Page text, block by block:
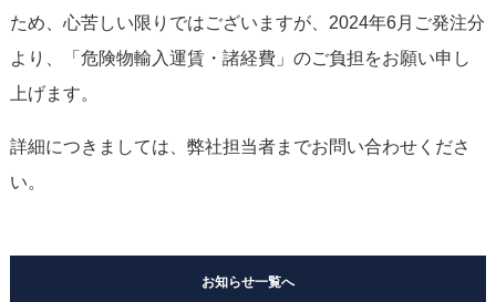
ため、心苦しい限りではございますが、2024年6月ご発注分
より、「 危険物輸入運賃・諸経費」 のご負担をお願い申し
上げます。
詳細につきましては、弊社担当者までお問い合わせくださ
い。
お知らせ一覧へ